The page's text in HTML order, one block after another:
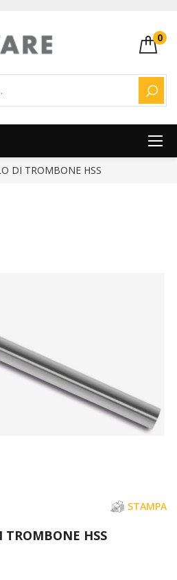
0
DI TROMBONE HSS
STAMPA
HSS